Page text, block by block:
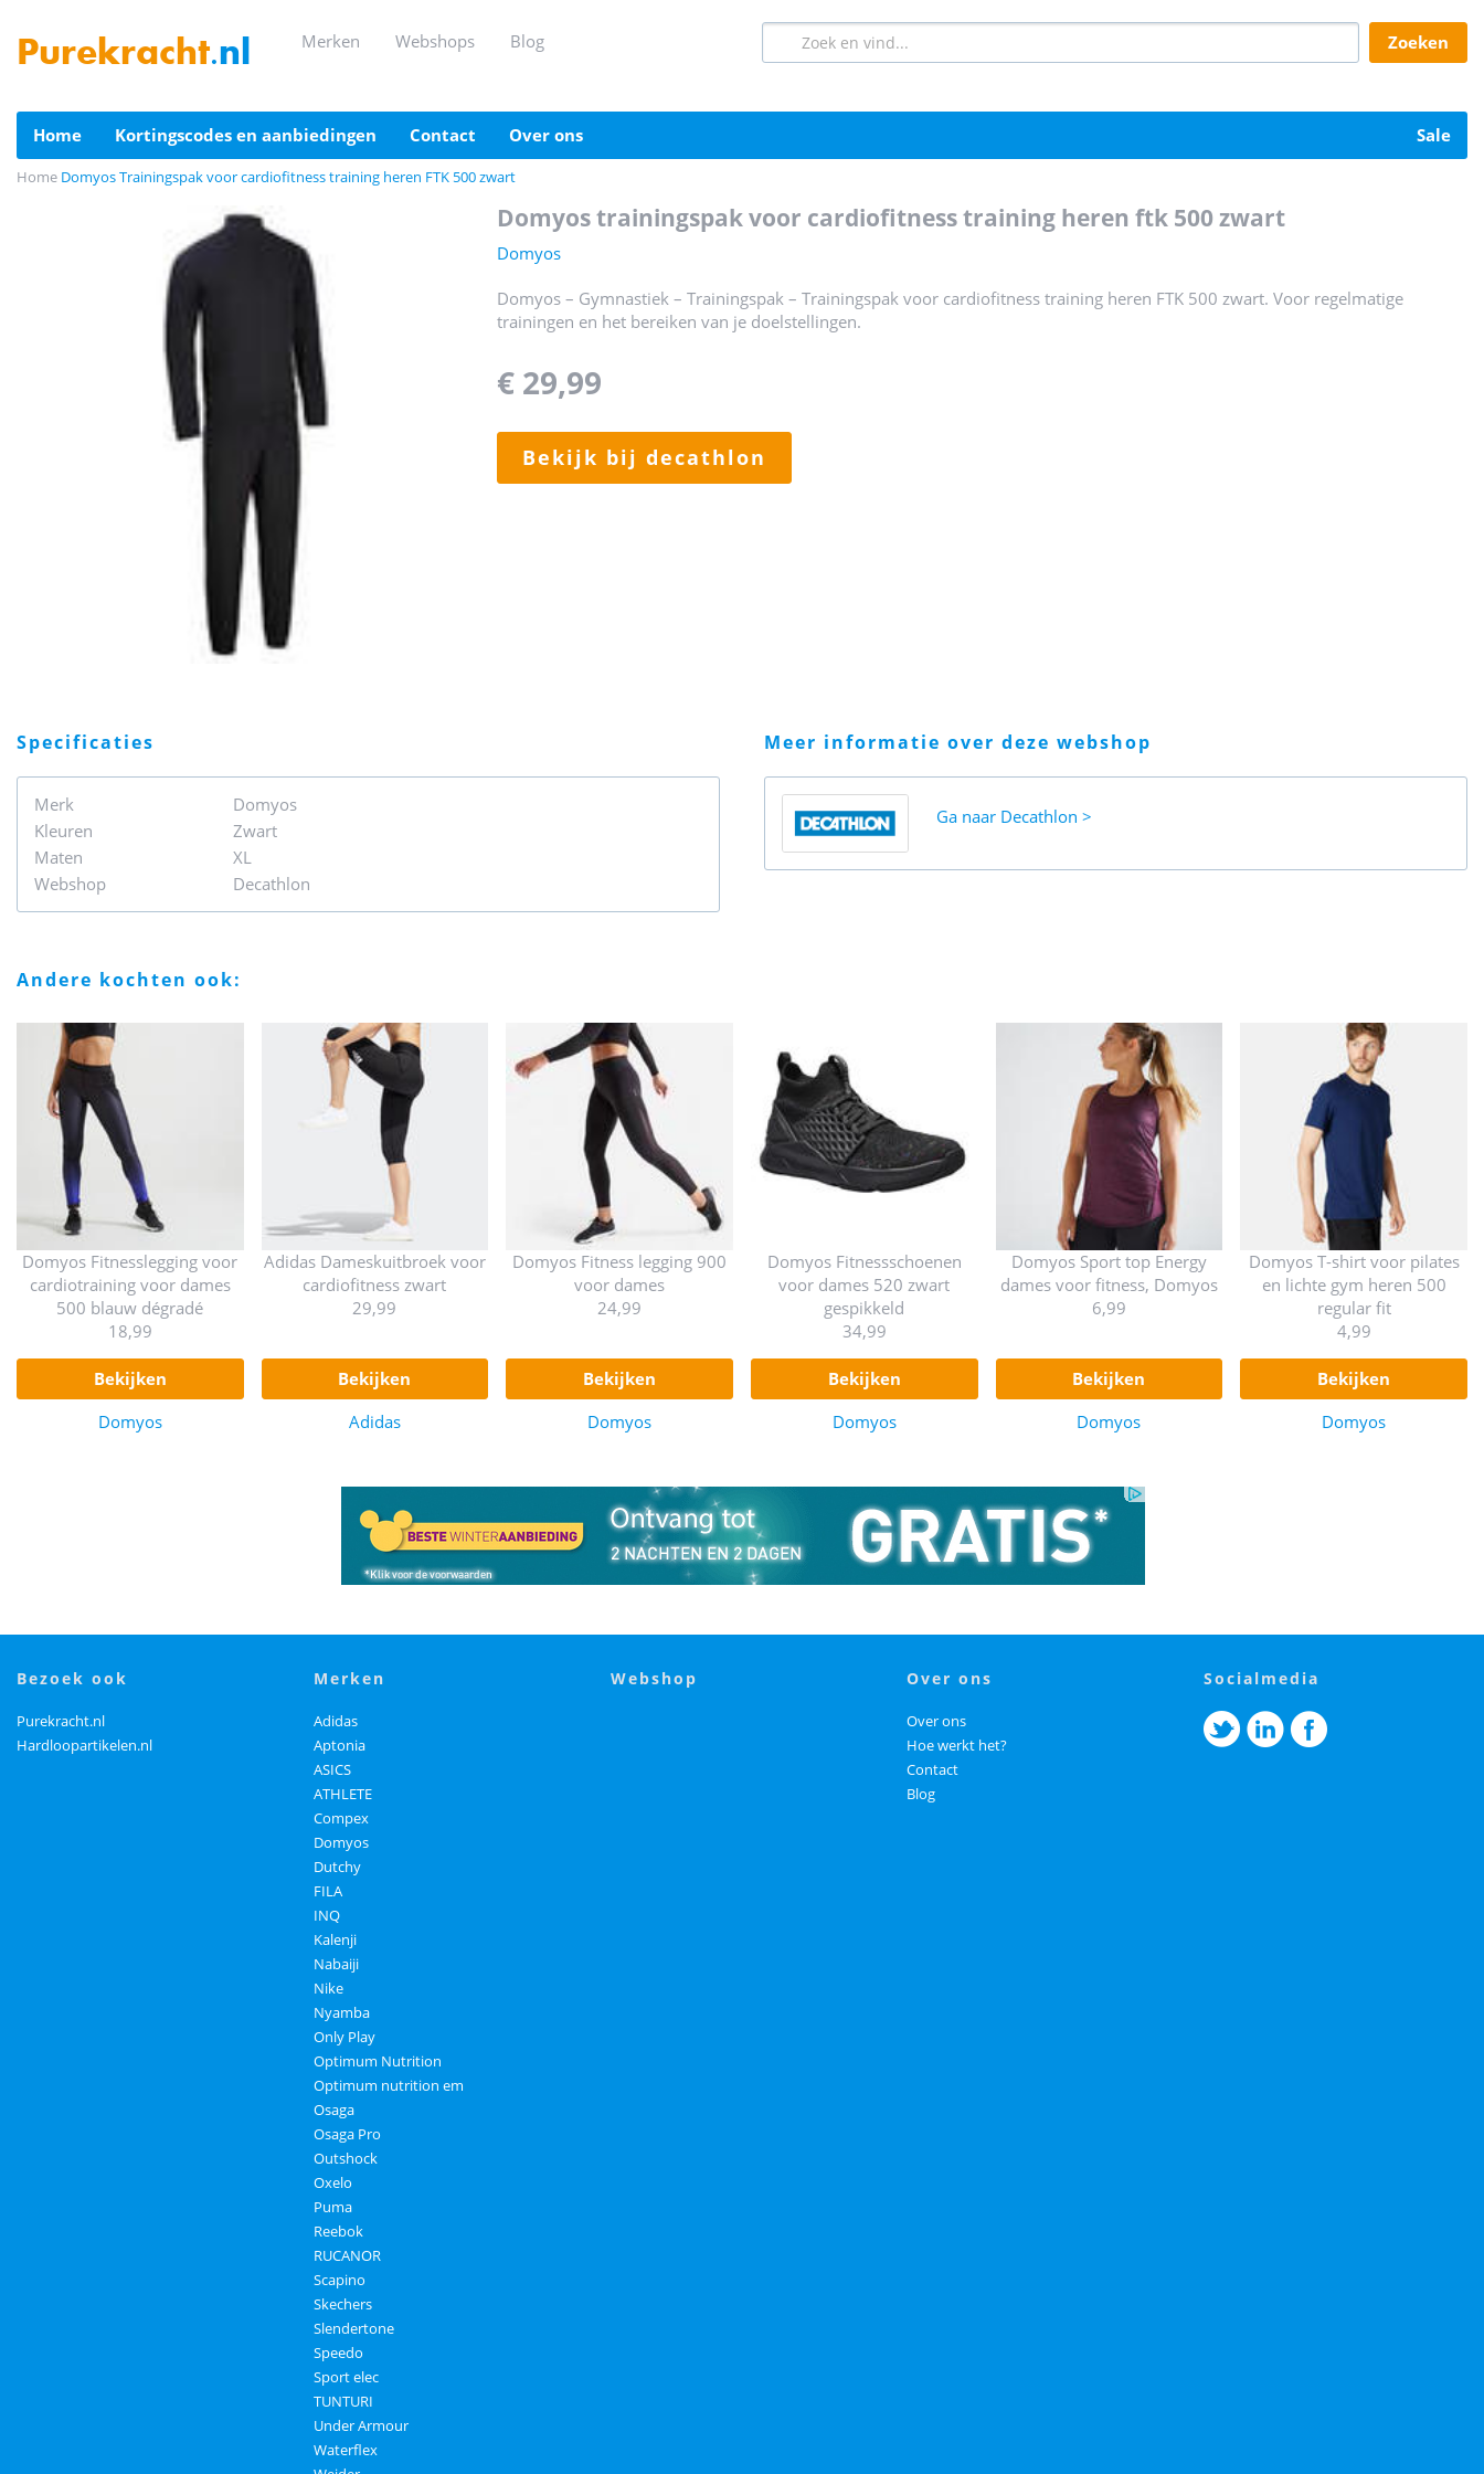
Purekracht.nl merken webshops blog zoeken
home kortingscodes en aanbiedingen contact over ons sale
Home Domyos Trainingspak voor cardiofitness training heren FTK 500 zwart
domyos trainingspak voor cardiofitness training heren ftk 500 zwart
Domyos
Domyos – Gymnastiek – Trainingspak – Trainingspak voor cardiofitness training heren FTK 500 zwart. Voor regelmatige
trainingen en het bereiken van je doelstellingen.
€ 29,99
bekijk bij decathlon
specificaties
Merk
Domyos
Kleuren
Zwart
Maten
XL
Webshop
Decathlon
meer informatie over deze webshop
Ga naar Decathlon
andere kochten ook:
Domyos Fitnesslegging voor
cardiotraining voor dames
500 blauw dégradé
18,99
bekijken
Domyos
Adidas Dameskuitbroek voor
cardiofitness zwart
29,99
bekijken
Adidas
Domyos Fitness legging 900
voor dames
24,99
bekijken
Domyos
Domyos Fitnessschoenen
voor dames 520 zwart
gespikkeld
34,99
bekijken
Domyos
Domyos Sport top Energy
dames voor fitness, Domyos
6,99
bekijken
Domyos
Domyos T-shirt voor pilates
en lichte gym heren 500
regular fit
4,99
bekijken
Domyos
bezoek ook
Purekracht.nl
Hardloopartikelen.nl
merken
Adidas
Aptonia
ASICS
ATHLETE
Compex
Domyos
Dutchy
FILA
INQ
Kalenji
Nabaiji
Nike
Nyamba
Only Play
Optimum Nutrition
Optimum nutrition em
Osaga
Osaga Pro
Outshock
Oxelo
Puma
Reebok
RUCANOR
Scapino
Skechers
Slendertone
Speedo
Sport elec
TUNTURI
Under Armour
Waterflex
webshop over ons
Over ons
Hoe werkt het?
Contact
Blog
socialmedia